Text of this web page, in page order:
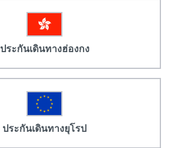
ประกันเดินทางฮ่องกง
ประกันเดินทางยุโรป